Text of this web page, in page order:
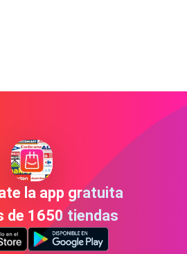
la app gratuita
de 1650 tiendas